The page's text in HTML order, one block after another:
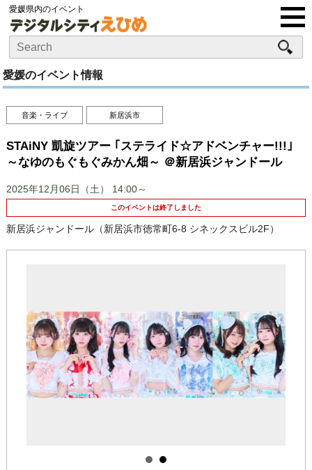
愛媛県内のイベント
愛媛のイベント情報
音楽・ライブ 新居浜市
STAiNY 凱旋ツアー ｢ステライド☆アドベンチャー!!!｣
～なゆのもぐもぐみかん畑～ ＠新居浜ジャンドール
2025年12月06日（土） 14:00～
このイベントは終了しました
新居浜ジャンドール（新居浜市徳常町6-8 シネックスビル2F）